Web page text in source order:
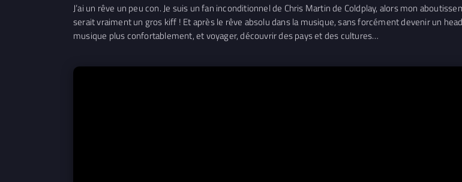
J’ai un rêve un peu con. Je suis un fan inconditionnel de Chris Martin de Coldplay, alors mon
serait vraiment un gros kiff ! Et après le rêve absolu dans la musique, sans forcément devenir un
musique plus confortablement, et voyager, découvrir des pays et des cultures…